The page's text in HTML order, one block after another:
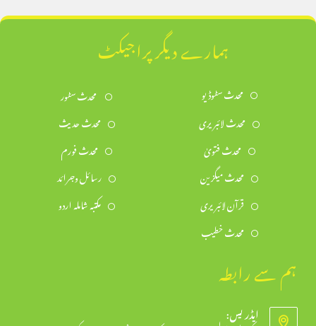
ہمارے دیگر پراجیکٹ
محدث سٹوڈیو
محدث سٹور
محدث لائبریری
محدث حدیث
محدث فتویٰ
محدث فورم
محدث میگزین
رسائل وجرائد
قرآن لائبریری
مکتبہ شاملہ اردو
محدث خطیب
ہم سے رابطہ
ایڈریس: